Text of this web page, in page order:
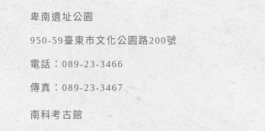
卑南遺址公園
950-59臺東市文化公園路200號
電話：089-23-3466
傳真：089-23-3467
南科考古館